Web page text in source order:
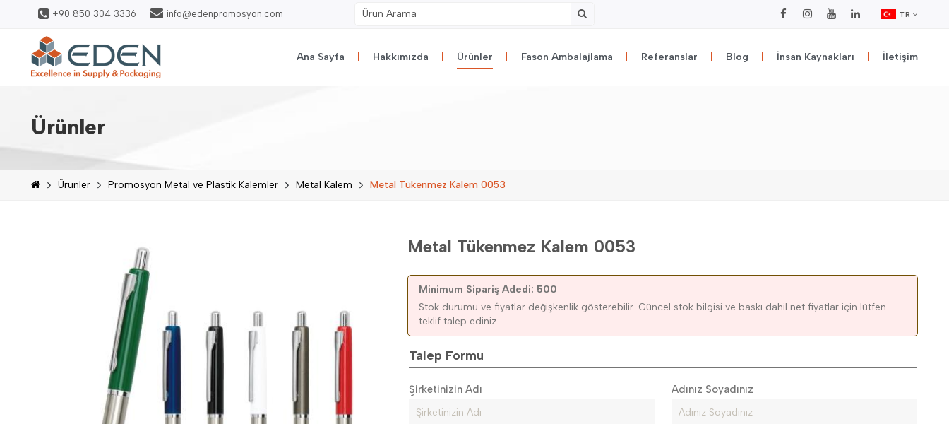
+90 850 304 3336 info@edenpromosyon.com TR
Ana Sayfa Hakkımızda Ürünler Fason Ambalajlama Referanslar Blog İnsan Kaynakları İletişim
Ürünler
Ürünler Promosyon Metal ve Plastik Kalemler Metal Kalem Metal Tükenmez Kalem 0053
Metal Tükenmez Kalem 0053
Minimum Sipariş Adedi: 500
Stok durumu ve fiyatlar değişkenlik gösterebilir. Güncel stok bilgisi ve baskı dahil net fiyatlar için lütfen
teklif talep ediniz.
Talep Formu
Şirketinizin Adı Adınız Soyadınız